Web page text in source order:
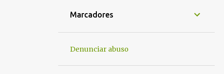
Marcadores
Denunciar abuso